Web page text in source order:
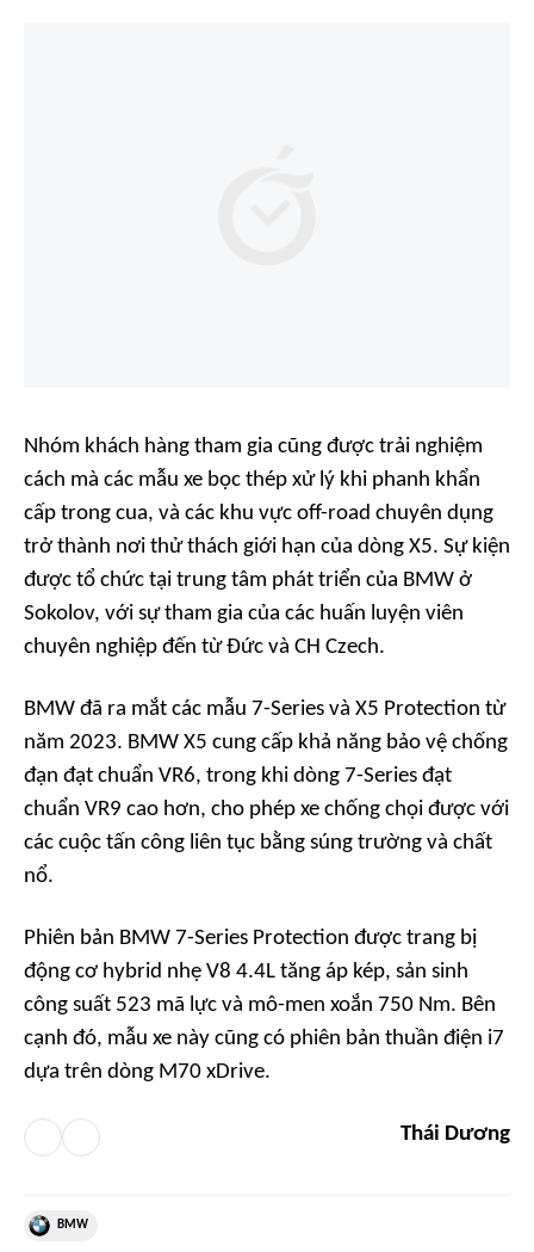
Nhóm khách hàng tham gia cũng được trải nghiệm
cách mà các mẫu xe bọc thép xử lý khi phanh khẩn
cấp trong cua, và các khu vực off-road chuyên dụng
trở thành nơi thử thách giới hạn của dòng X5. Sự kiện
được tổ chức tại trung tâm phát triển của BMW ở
Sokolov, với sự tham gia của các huấn luyện viên
chuyên nghiệp đến từ Đức và CH Czech.
BMW đã ra mắt các mẫu 7-Series và X5 Protection từ
năm 2023. BMW X5 cung cấp khả năng bảo vệ chống
đạn đạt chuẩn VR6, trong khi dòng 7-Series đạt
chuẩn VR9 cao hơn, cho phép xe chống chọi được với
các cuộc tấn công liên tục bằng súng trường và chất
nổ.
Phiên bản BMW 7-Series Protection được trang bị
động cơ hybrid nhẹ V8 4.4L tăng áp kép, sản sinh
công suất 523 mã lực và mô-men xoắn 750 Nm. Bên
cạnh đó, mẫu xe này cũng có phiên bản thuần điện i7
dựa trên dòng M70 xDrive.
Thái Dương
BMW